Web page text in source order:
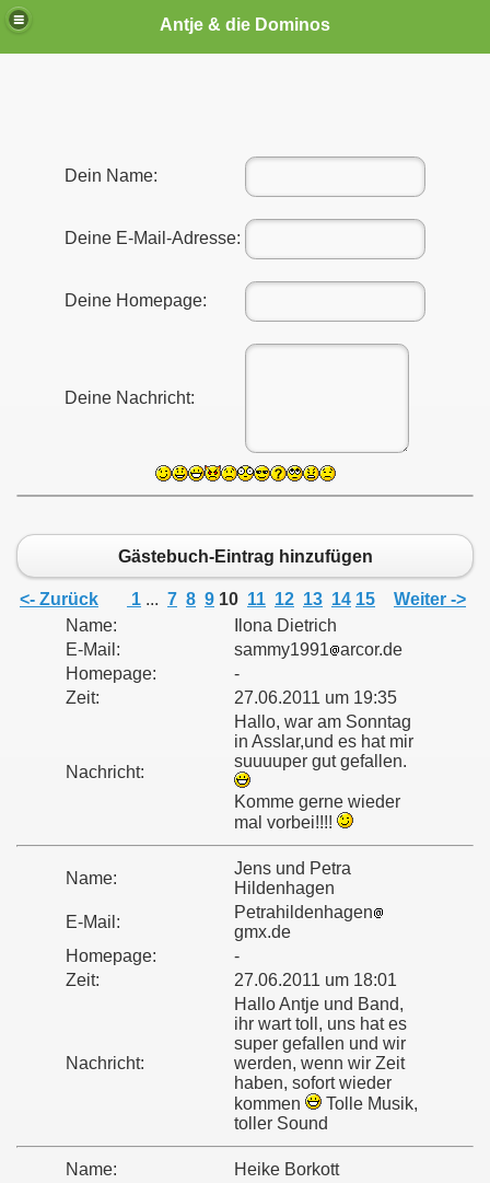
Antje & die Dominos
Dein Name:
Deine E-Mail-Adresse:
Deine Homepage:
Deine Nachricht:
Gästebuch-Eintrag hinzufügen
<- Zurück 1 ... 7 8 9 10 11 12 13 14 15
Weiter ->
Name:
Ilona Dietrich
E-Mail:
sammy1991
arcor.de
Homepage:
-
Zeit:
27.06.2011 um 19:35
Nachricht:
Hallo, war am Sonntag
in Asslar,und es hat mir
suuuuper gut gefallen.
Komme gerne wieder
mal vorbei!!!!
Name:
Jens und Petra
Hildenhagen
E-Mail:
Petrahildenhagen
gmx.de
Homepage:
-
Zeit:
27.06.2011 um 18:01
Nachricht:
Hallo Antje und Band,
ihr wart toll, uns hat es
super gefallen und wir
werden, wenn wir Zeit
haben, sofort wieder
kommen
Tolle Musik,
toller Sound
Name:
Heike Borkott
ab 1979